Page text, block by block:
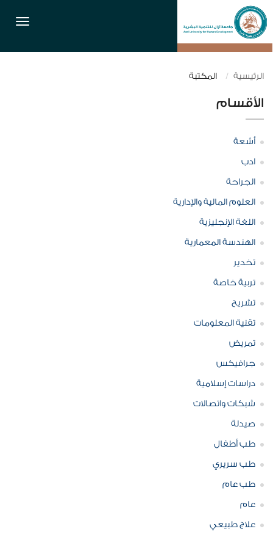
الرئيسية المكتبة
الأقسام
أشعة
ادب
الجراحة
العلوم المالية والإدارية
اللغة الإنجليزية
الهندسة المعمارية
تخدير
تربية خاصة
تشريح
تقنية المعلومات
تمريض
جرافيكس
دراسات إسلامية
شبكات واتصالات
صيدلة
طب أطفال
طب سريري
طب عام
عام
علاج طبيعي